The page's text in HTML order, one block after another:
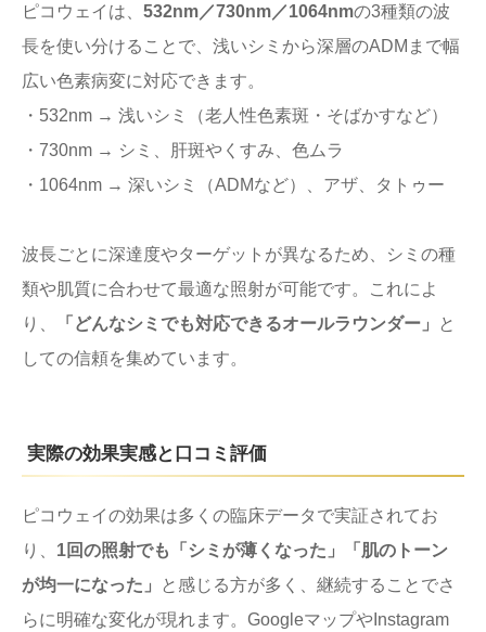
ピコウェイは、 532nm／730nm／1064nmの3種類の波
長を使い分けることで、浅いシミから深層のADMまで幅
広い色素病変に対応できます。
・532nm → 浅いシミ（老人性色素斑・そばかすなど）
・730nm → シミ、肝斑やくすみ、色ムラ
・1064nm → 深いシミ（ADMなど）、アザ、タトゥー
波長ごとに深達度やターゲットが異なるため、シミの種
類や肌質に合わせて最適な照射が可能です。これによ
り、
「どんなシミでも対応できるオールラウンダー」
と
しての信頼を集めています。
実際の効果実感と口コミ評価
ピコウェイの効果は多くの臨床データで実証されてお
り、 1回の照射でも「シミが薄くなった」「肌のトーン
が均一になった」
と感じる方が多く、継続することでさ
らに明確な変化が現れます。GoogleマップやInstagram